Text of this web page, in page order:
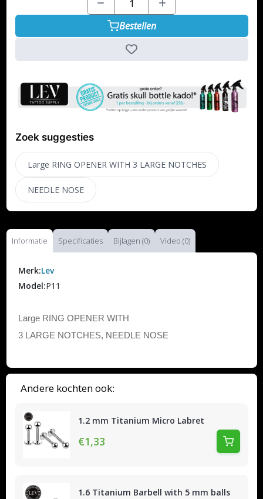
Andere kochten ook:
1.2 mm Titanium Micro Labret
€1,33
1.6 Titanium Barbell with 5 mm balls
Bestellen
Zoek suggesties
Large RING OPENER WITH 3 LARGE NOTCHES
NEEDLE NOSE
Informatie Specificaties Bijlagen (0) Video (0)
Merk:Lev
Model:P11
Large RING OPENER WITH
3 LARGE NOTCHES, NEEDLE NOSE